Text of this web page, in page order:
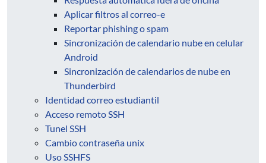
Aplicar filtros al correo-e
Reportar phishing o spam
Sincronización de calendario nube en celular
Android
Sincronización de calendarios de nube en
Thunderbird
Identidad correo estudiantil
Acceso remoto SSH
Tunel SSH
Cambio contraseña unix
Uso SSHFS